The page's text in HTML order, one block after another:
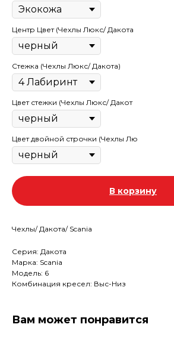
Центр Цвет (Чехлы Люкс/ Дакота
Стежка (Чехлы Люкс/ Дакота)
Цвет стежки (Чехлы Люкс/ Дакот
Цвет двойной строчки (Чехлы Лю
В корзину
Чехлы/ Дакота/ Scania
Серия: Дакота
Марка: Scania
Модель: 6
Комбинация кресел: Выс-Низ
Вам может понравится